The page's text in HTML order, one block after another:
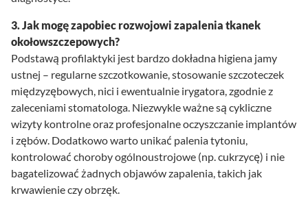
3. Jak mogę zapobiec rozwojowi zapalenia tkanek
okołowszczepowych?
Podstawą profilaktyki jest bardzo dokładna higiena jamy
ustnej – regularne szczotkowanie, stosowanie szczoteczek
międzyzębowych, nici i ewentualnie irygatora, zgodnie z
zaleceniami stomatologa. Niezwykle ważne są cykliczne
wizyty kontrolne oraz profesjonalne oczyszczanie implantów
i zębów. Dodatkowo warto unikać palenia tytoniu,
kontrolować choroby ogólnoustrojowe (np. cukrzycę) i nie
bagatelizować żadnych objawów zapalenia, takich jak
krwawienie czy obrzęk.